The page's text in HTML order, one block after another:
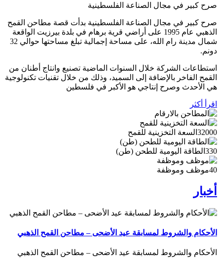
صرح كبير في مجال الصناعة الفلسطينية
صرح كبير في مجال الصناعة الفلسطينية بدأت قصة مطاحن القمح
الذهبي عام 1995 على أراضي قرية برهام في بلدة بيرزيت الواقعة
شمال مدينة رام الله، على مساحة إجمالية تبلغ مساحتها حوالي 32
دونم.
استطاعات الشركة خلال السنوات الماضية تصنيع وانتاج أطنان من
القمح الفاخر بالإضافة إلى السميد، وذلك من خلال تقنيات تكنولوجية
هي الأحدث وصرح إنتاجي هو الأكبر في فلسطين
اقرأ أكثر
32000 السعة التخزينية للقمح
330 الطاقة اليومية للطحن (طن)
40موظف وموظفة
أخبار
الأحكام والشروط لمسابقة عيد الأضحى – مطاحن القمح الذهبي
الأحكام والشروط لمسابقة عيد الأضحى – مطاحن القمح الذهبي